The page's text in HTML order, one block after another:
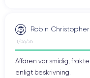
Robin Christopher
11/06/26
Affären var smidig,
enligt beskrivning.